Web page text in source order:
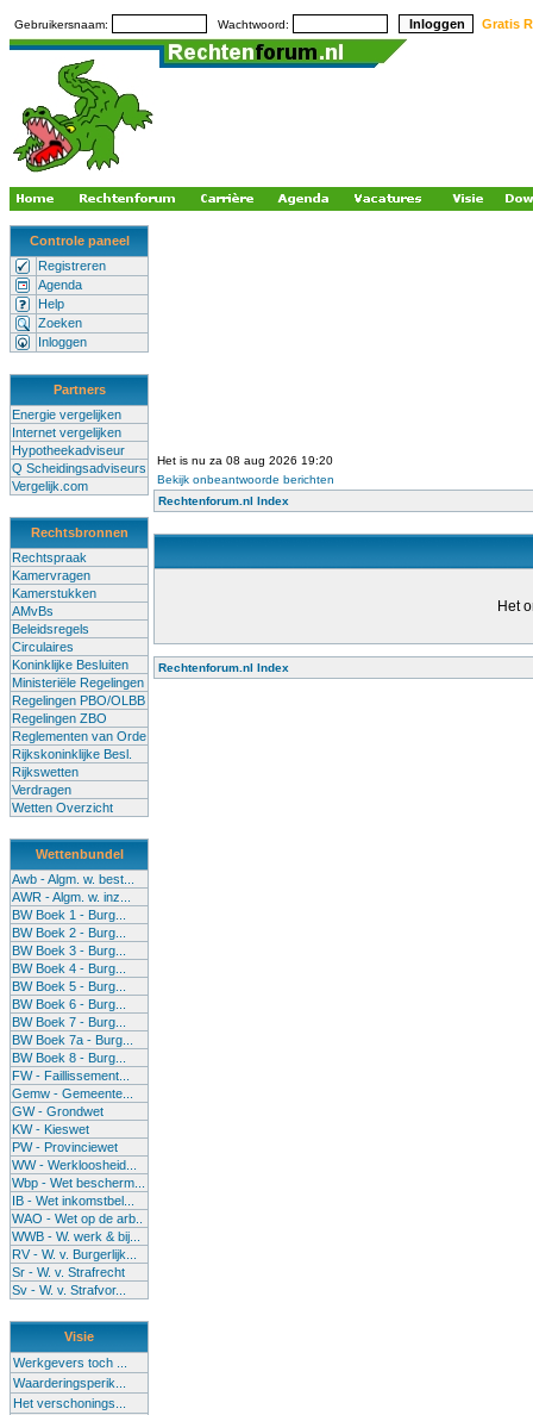
Gebruikersnaam: Wachtwoord: Gratis
Controle paneel
Registreren
Agenda
Help
Zoeken
Inloggen
Partners
Energie vergelijken
Internet vergelijken
Hypotheekadviseur
Q Scheidingsadviseurs
Vergelijk.com
Rechtsbronnen
Rechtspraak
Kamervragen
Kamerstukken
AMvBs
Beleidsregels
Circulaires
Koninklijke Besluiten
Ministeriële Regelingen
Regelingen PBO/OLBB
Regelingen ZBO
Reglementen van Orde
Rijkskoninklijke Besl.
Rijkswetten
Verdragen
Wetten Overzicht
Wettenbundel
Awb - Algm. w. best...
AWR - Algm. w. inz...
BW Boek 1 - Burg...
BW Boek 2 - Burg...
BW Boek 3 - Burg...
BW Boek 4 - Burg...
BW Boek 5 - Burg...
BW Boek 6 - Burg...
BW Boek 7 - Burg...
BW Boek 7a - Burg...
BW Boek 8 - Burg...
FW - Faillissement...
Gemw - Gemeente...
GW - Grondwet
KW - Kieswet
PW - Provinciewet
WW - Werkloosheid...
Wbp - Wet bescherm...
IB - Wet inkomstbel...
WAO - Wet op de arb..
WWB - W. werk & bij...
RV - W. v. Burgerlijk...
Sr - W. v. Strafrecht
Sv - W. v. Strafvor...
Visie
Werkgevers toch ...
Waarderingsperik...
Het verschonings...
Het is nu za 08 aug 2026 19:20
Bekijk onbeantwoorde berichten
Rechtenforum.nl Index
Het
Rechtenforum.nl Index